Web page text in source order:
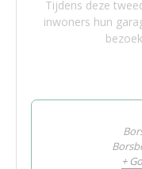
Tijdens deze
inwoners hun
+